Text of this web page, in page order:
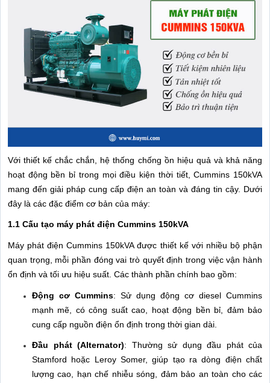
Với thiết kế chắc chắn, hệ thống chống ồn hiệu quả và khả năng
hoạt động bền bỉ trong mọi điều kiện thời tiết, Cummins 150kVA
mang đến giải pháp cung cấp điện an toàn và đáng tin cậy. Dưới
đây là các đặc điểm cơ bản của máy:
1.1 Cấu tạo máy phát điện Cummins 150kVA
Máy phát điện Cummins 150kVA được thiết kế với nhiều bộ phận
quan trọng, mỗi phần đóng vai trò quyết định trong việc vận hành
ổn định và tối ưu hiệu suất. Các thành phần chính bao gồm:
Động cơ Cummins: Sử dụng động cơ diesel Cummins
mạnh mẽ, có công suất cao, hoạt động bền bỉ, đảm bảo
cung cấp nguồn điện ổn định trong thời gian dài.
Đầu phát (Alternator): Thường sử dụng đầu phát của
Stamford hoặc Leroy Somer, giúp tạo ra dòng điện chất
lượng cao, hạn chế nhiễu sóng, đảm bảo an toàn cho các